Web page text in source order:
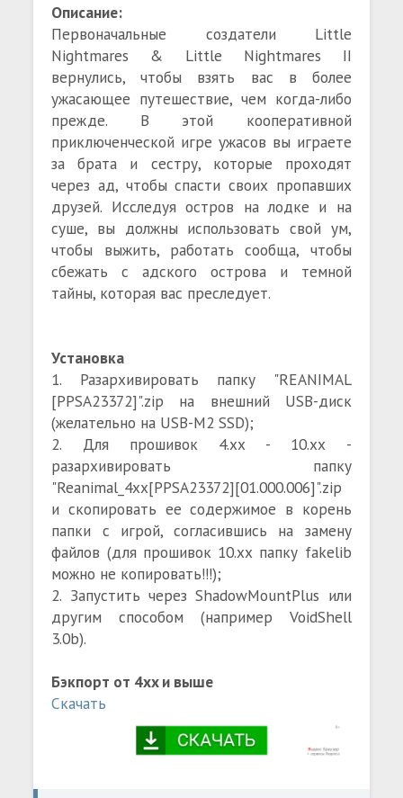
Описание:
Первоначальные создатели Little
Nightmares & Little Nightmares II
вернулись, чтобы взять вас в более
ужасающее путешествие, чем когда-либо
прежде. В этой кооперативной
приключенческой игре ужасов вы играете
за брата и сестру, которые проходят
через ад, чтобы спасти своих пропавших
друзей. Исследуя остров на лодке и на
суше, вы должны использовать свой ум,
чтобы выжить, работать сообща, чтобы
сбежать с адского острова и темной
тайны, которая вас преследует.
Установка
1. Разархивировать папку "REANIMAL
[PPSA23372]".zip на внешний USB-диск
(желательно на USB-M2 SSD);
2. Для прошивок 4.хх - 10.хх -
разархивировать папку
"Reanimal_4xx[PPSA23372][01.000.006]".zip
и скопировать ее содержимое в корень
папки с игрой, согласившись на замену
файлов (для прошивок 10.хх папку fakelib
можно не копировать!!!);
2. Запустить через ShadowMountPlus или
другим способом (например VoidShell
3.0b).
Бэкпорт от 4xx и выше
Скачать